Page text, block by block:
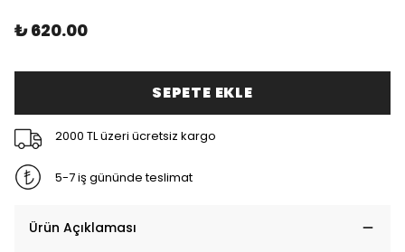
₺ 620.00
SEPETE EKLE
2000 TL üzeri ücretsiz kargo
5-7 iş gününde teslimat
Ürün Açıklaması